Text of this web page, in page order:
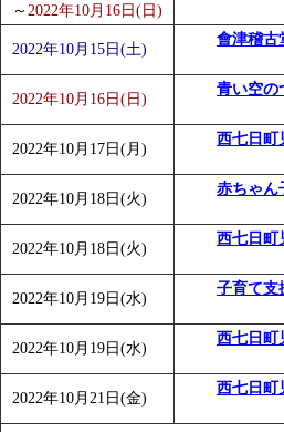
～ 2022年10月16日(日)
2022年10月15日(土)
會津稽古
2022年10月16日(日)
青い空の
2022年10月17日(月)
西七日町
2022年10月18日(火)
赤ちゃん
2022年10月18日(火)
西七日
2022年10月19日(水)
子育て支
2022年10月19日(水)
西七日町
2022年10月21日(金)
西七日